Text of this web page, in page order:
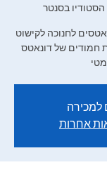
הסטודיו בסנטר
לחנוכה לקישוט
למכירה
אחרות